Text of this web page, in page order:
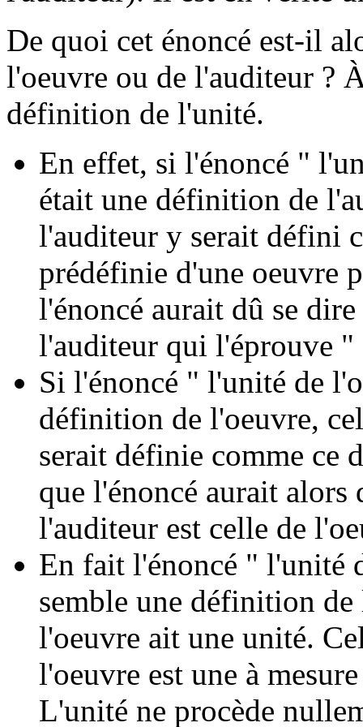
De quoi cet énoncé est-il
l'oeuvre ou de l'auditeur ?
définition de l'unité.
En effet, si l'énoncé "
était une définition de
l'auditeur y serait défini
prédéfinie d'une oeuvre
l'énoncé aurait dû se
l'auditeur qui l'éprouve "
Si l'énoncé " l'unité de
définition de l'oeuvre,
serait définie comme
que l'énoncé aurait
l'auditeur est celle de
En fait l'énoncé " l'unité
semble une définition
l'oeuvre ait une unité.
l'oeuvre est une à
L'unité ne procède